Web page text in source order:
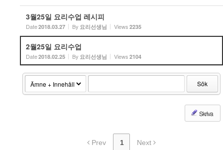
3월25일 요리수업 레시피
Date2018.03.27 By 요리선생님 Views 2235
2월25일 요리수업
Date2018.02.25 By 요리선생님 Views 2104
Sök
Skriva
Prev 1 Next